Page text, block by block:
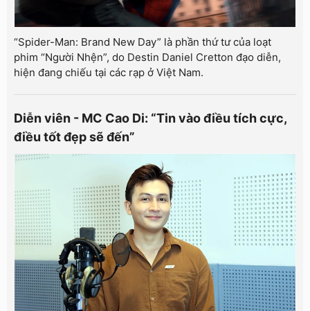
“Spider-Man: Brand New Day” là phần thứ tư của loạt
phim “Người Nhện”, do Destin Daniel Cretton đạo diễn,
hiện đang chiếu tại các rạp ở Việt Nam.
Diễn viên - MC Cao Di: “Tin vào điều tích cực,
điều tốt đẹp sẽ đến”